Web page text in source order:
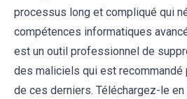
processus long et compliqué qui
compétences informatiques
est un outil professionnel de
des maliciels qui est recommandé
de ces derniers. Téléchargez-le